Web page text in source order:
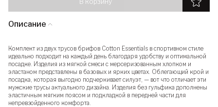
Описание
Комплект из двух трусов брифов Cotton Essentials в спортивном стиле
идеально подходит на каждый день благодаря удобству и оптимальной
посадке. Изделия из мягкой смеси с мерсеризованным хлопком и
эластаном представлены в базовых и ярких цветах. Облегающий крой и
посадка, которая выгодно подчеркивает силуэт, — вот что отличает эти
мужские трусы актуального дизайна. Изделия без гульфика дополнены
эластичным мягким поясом и подкладкой в передней части для
непревзойденного комфорта.